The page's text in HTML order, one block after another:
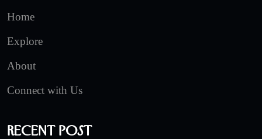
Home
Explore
About
Connect with Us
Recent Post